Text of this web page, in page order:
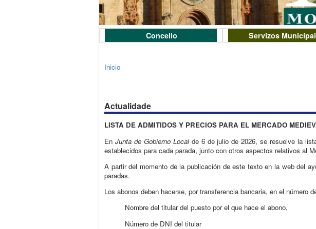
Concello Servizos
Inicio
Actualidade
LISTA DE ADMITIDOS Y PRECIOS PARA EL MERCADO
En Junta de Gobierno Localde 6 de julio de 2026, se resuelve la
establecidos para cada parada, junto con otros aspectos relativos al
A partir del momento de la publicación de este texto en la web del
paradas.
Los abonos deben hacerse, por transferencia bancaria, en el número
Nombre del titular del puesto por el que hace el abono,
Número de DNI del titular